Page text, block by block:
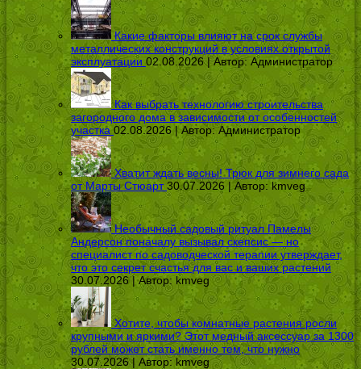
Какие факторы влияют на срок службы
металлических конструкций в условиях открытой
эксплуатации 02.08.2026 | Автор: Администратор
Как выбрать технологию строительства
загородного дома в зависимости от особенностей
участка 02.08.2026 | Автор:Администратор
Хватит ждать весны! Трюк для зимнего сада
от Марты Стюарт 30.07.2026 | Автор: kmveg
Необычный садовый ритуал Памелы
Андерсон поначалу вызывал скепсис — но
специалист по садоводческой терапии утверждает,
что это секрет счастья для вас и ваших растений
30.07.2026 | Автор: kmveg
Хотите, чтобы комнатные растения росли
крупными и яркими? Этот медный аксессуар за 1300
рублей может стать именно тем, что нужно
30.07.2026 | Автор: kmveg